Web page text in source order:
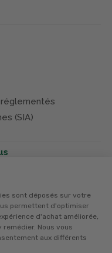
sont déposés sur votre
permettent d'optimiser
d'achat améliorée,
Nous vous
aux différents
(SIA)